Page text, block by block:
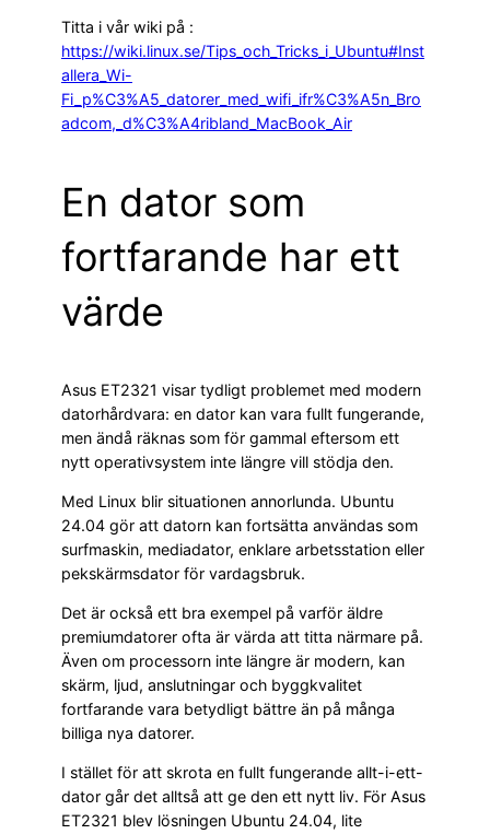
Titta i vår wiki på :
https://wiki.linux.se/Tips_och_Tricks_i_Ubuntu#Inst
allera_Wi-
Fi_p%C3%A5_datorer_med_wifi_ifr%C3%A5n_Bro
adcom,_d%C3%A4ribland_MacBook_Air
En dator som
fortfarande har ett
värde
Asus ET2321 visar tydligt problemet med modern
datorhårdvara: en dator kan vara fullt fungerande,
men ändå räknas som för gammal eftersom ett
nytt operativsystem inte längre vill stödja den.
Med Linux blir situationen annorlunda. Ubuntu
24.04 gör att datorn kan fortsätta användas som
surfmaskin, mediadator, enklare arbetsstation eller
pekskärmsdator för vardagsbruk.
Det är också ett bra exempel på varför äldre
premiumdatorer ofta är värda att titta närmare på.
Även om processorn inte längre är modern, kan
skärm, ljud, anslutningar och byggkvalitet
fortfarande vara betydligt bättre än på många
billiga nya datorer.
I stället för att skrota en fullt fungerande allt-i-ett-
dator går det alltså att ge den ett nytt liv. För Asus
ET2321 blev lösningen Ubuntu 24.04, lite